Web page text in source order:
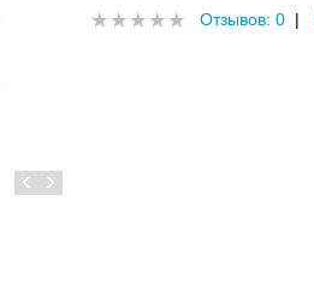
‹ ›
Отзывов: 0 |